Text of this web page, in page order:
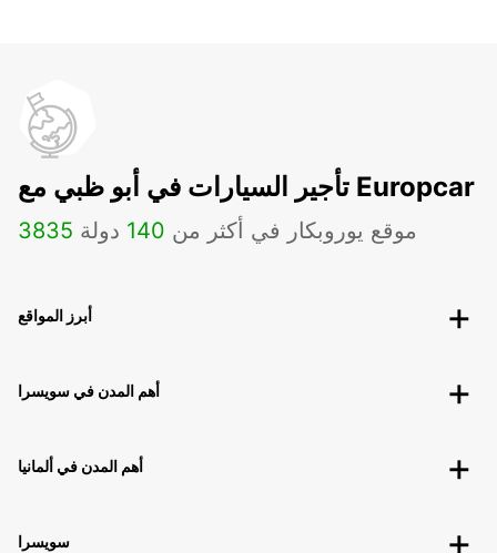
تأجير السيارات في أبو ظبي مع Europcar
3835 موقع يوروبكار في أكثر من 140 دولة
أبرز المواقع
أهم المدن في سويسرا
أهم المدن في ألمانيا
سويسرا